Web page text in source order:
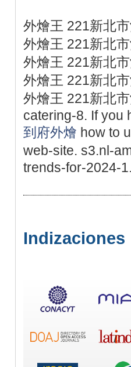
外燴王 221新北
外燴王 221新北
外燴王 221新北
外燴王 221新北
外燴王 221新北
catering-8. If you
到府外燴 how to
web-site. s3.nl-
trends-for-2024-
Indizaciones